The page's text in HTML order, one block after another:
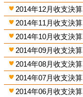
2014年12月收支決算
2014年11月收支決算
2014年10月收支決算
2014年09月收支決算
2014年08月收支決算
2014年07月收支決算
2014年06月收支決算